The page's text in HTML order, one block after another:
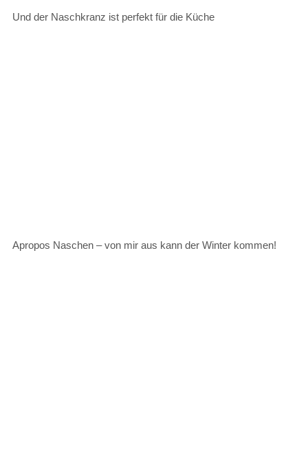
Und der Naschkranz ist perfekt für die Küche
Apropos Naschen – von mir aus kann der Winter kommen!